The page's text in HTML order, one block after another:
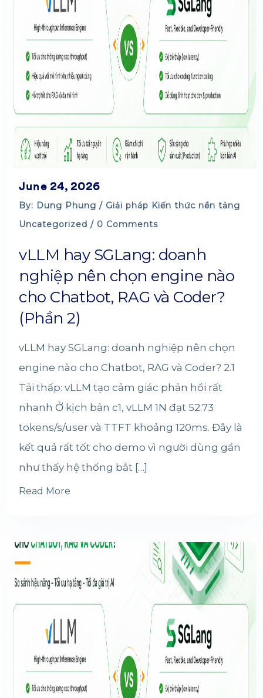
June 24, 2026
By: Dung Phung / Giải pháp Kiến thức nền tảng
Uncategorized / 0 Comments
vLLM hay SGLang: doanh
nghiệp nên chọn engine nào
cho Chatbot, RAG và Coder?
(Phần 2)
vLLM hay SGLang: doanh nghiệp nên chọn
engine nào cho Chatbot, RAG và Coder? 2.1
Tải thấp: vLLM tạo cảm giác phản hồi rất
nhanh Ở kịch bản c1, vLLM 1N đạt 52.73
tokens/s/user và TTFT khoảng 120ms. Đây là
kết quả rất tốt cho demo vì người dùng gần
như thấy hệ thống bắt […]
Read More